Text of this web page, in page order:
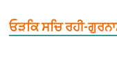
ਓੜਕਿ ਸਚਿ ਰਹੀ-